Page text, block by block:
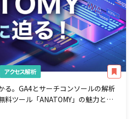
アクセス解析
る。GA4とサーチコンソールの解析
料ツール「ANATOMY」の魅力と